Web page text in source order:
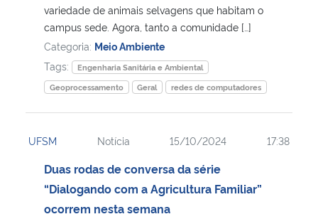
variedade de animais selvagens que habitam o
campus sede. Agora, tanto a comunidade […]
Categoria: Meio Ambiente
Tags:
Engenharia Sanitária e Ambiental
Geoprocessamento
Geral redes de computadores
UFSM Notícia 15/10/2024 17:38
Duas rodas de conversa da série
“Dialogando com a Agricultura Familiar”
ocorrem nesta semana